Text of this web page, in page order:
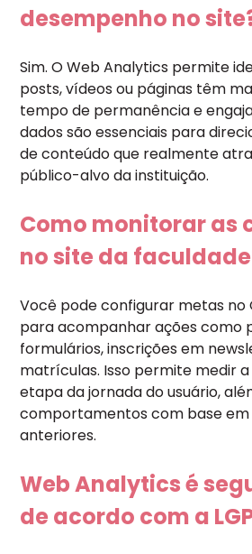
desempenho no
Sim. O Web Analytics permite
posts, vídeos ou páginas têm
tempo de permanência e
dados são essenciais para
de conteúdo que realmente
público-alvo da instituição.
Como monitorar as
no site da
Você pode configurar metas no
para acompanhar ações como
formulários, inscrições em
matrículas. Isso permite medir
etapa da jornada do usuário,
comportamentos com base em
anteriores.
Web Analytics é
de acordo com a